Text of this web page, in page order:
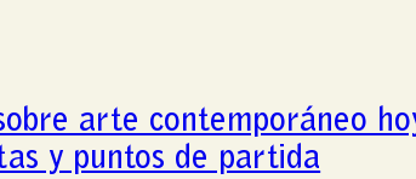
arte contemporáneo
y puntos de partida